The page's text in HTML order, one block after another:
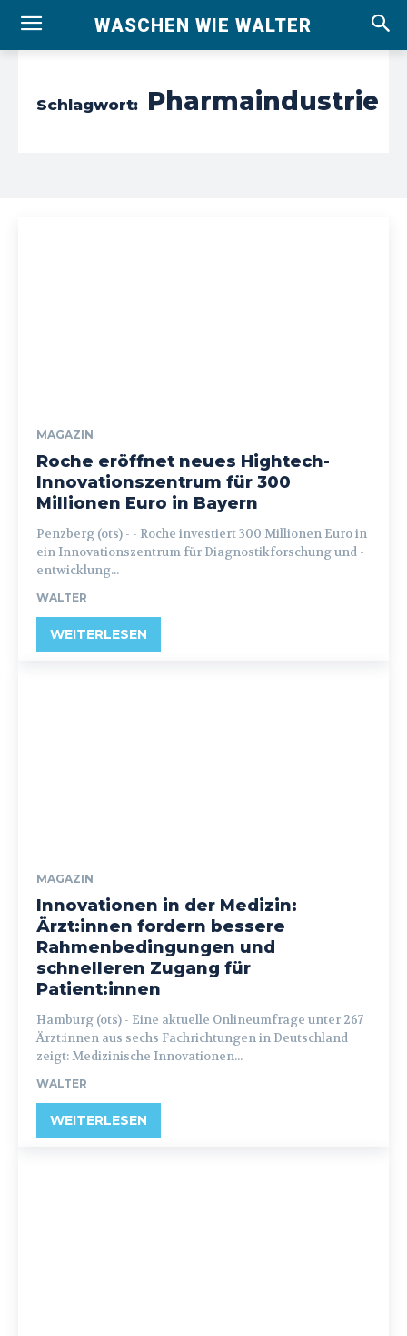
WASCHEN WIE WALTER
Schlagwort: Pharmaindustrie
MAGAZIN
Roche eröffnet neues Hightech-
Innovationszentrum für 300
Millionen Euro in Bayern
Penzberg (ots) - - Roche investiert 300 Millionen Euro in
ein Innovationszentrum für Diagnostikforschung und -
entwicklung...
WALTER
WEITERLESEN
MAGAZIN
Innovationen in der Medizin:
Ärzt:innen fordern bessere
Rahmenbedingungen und
schnelleren Zugang für
Patient:innen
Hamburg (ots) - Eine aktuelle Onlineumfrage unter 267
Ärzt:innen aus sechs Fachrichtungen in Deutschland
zeigt: Medizinische Innovationen...
WALTER
WEITERLESEN